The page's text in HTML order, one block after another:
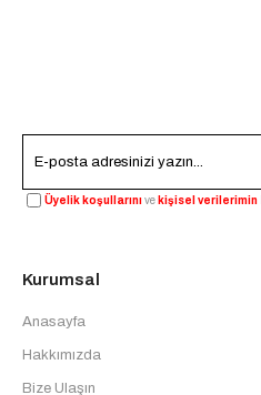
Üyelik koşullarınıve kişisel verilerimin
Kurumsal
Anasayfa
Hakkımızda
Bize Ulaşın